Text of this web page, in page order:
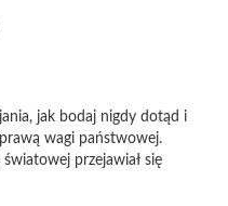
jak bodaj nigdy dotąd i
wagi państwowej.
przejawiał się